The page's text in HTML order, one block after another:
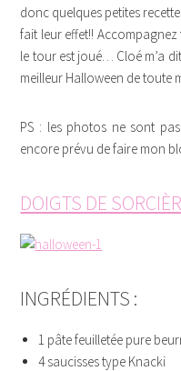
donc quelques petites
fait leur effet!!
le tour est joué… Cloé m’a
meilleur Halloween de toute
PS : les photos ne sont
encore prévu de faire mon
DOIGTS DE
INGRÉDIENTS :
1 pâte feuilletée pure
4 saucisses type Knacki